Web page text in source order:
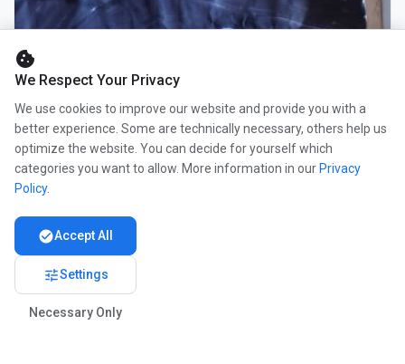
cookie
We Respect Your Privacy
We use cookies to improve our website and provide you with a
better experience. Some are technically necessary, others help us
optimize the website. You can decide for yourself which
categories you want to allow. More information in our Privacy
Policy.
check_circleAccept All
tuneSettings
Necessary Only